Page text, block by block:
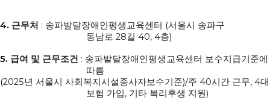
4. 근무처 : 송파발달장애인평생교육센터 (서울시 송파구
동남로28길40, 4층)
5. 급여 및 근무조건 : 송파발달장애인평생교육센터 보수지급기준에
따름
(2025년 서울시 사회복지시설종사자보수기준)/주 40시간 근무, 4대
보험 가입, 기타 복리후생 지원)